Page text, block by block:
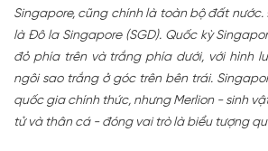
Singapore, cũng chính là toàn bộ đất nước.
là Đô la Singapore (SGD). Quốc kỳ
đỏ phía trên và trắng phía dưới, với hình
ngôi sao trắng ở góc trên bên trái.
quốc gia chính thức, nhưng Merlion - sinh
tử và thân cá - đóng vai trò là biểu tượng